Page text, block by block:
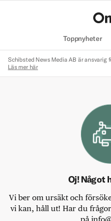
Toppnyheter
Schibsted News Media AB är ansvarig
Läs mer här
Oj! Något
Vi ber om ursäkt och
vi kan, håll ut! Har du